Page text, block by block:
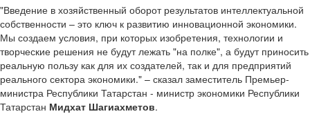
"Введение в хозяйственный оборот результатов интеллектуальной
собственности – это ключ к развитию инновационной экономики.
Мы создаем условия, при которых изобретения, технологии и
творческие решения не будут лежать "на полке", а будут приносить
реальную пользу как для их создателей, так и для предприятий
реального сектора экономики." – сказал заместитель Премьер-
министра Республики Татарстан - министр экономики Республики
Татарстан Мидхат Шагиахметов.